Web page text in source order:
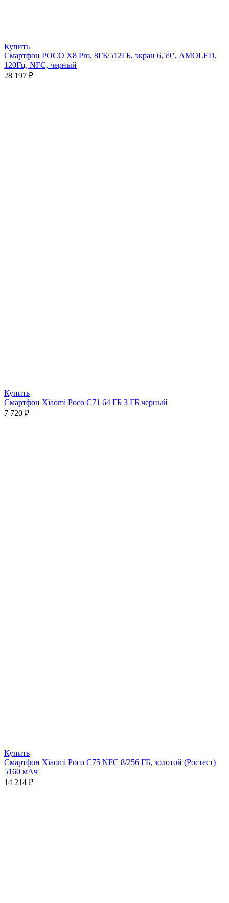
Купить
Смартфон POCO X8 Pro, 8ГБ/512ГБ, экран 6,59″, AMOLED,
120Гц, NFC, черный
28 197 ₽
Купить
Смартфон Xiaomi Poco C71 64 ГБ 3 ГБ черный
7 720 ₽
Купить
Смартфон Xiaomi Poco C75 NFC 8/256 ГБ, золотой (Ростест)
5160 мАч
14 214 ₽